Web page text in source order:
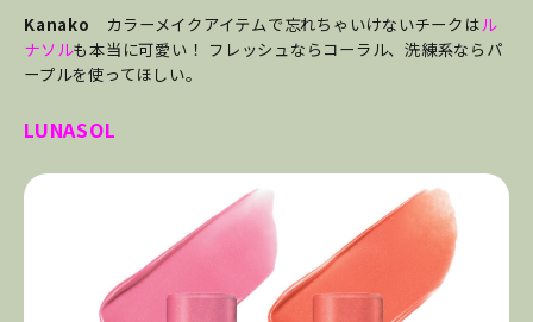
Kanako カラーメイクアイテムで忘れちゃいけないチークはル
ナソルも本当に可愛い！ フレッシュならコーラル、洗練系ならパ
ープルを使ってほしい。
LUNASOL